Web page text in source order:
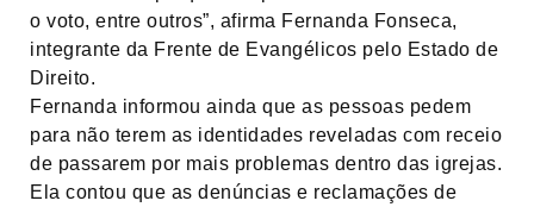
o voto, entre outros”, afirma Fernanda Fonseca,
integrante da Frente de Evangélicos pelo Estado de
Direito.
Fernanda informou ainda que as pessoas pedem
para não terem as identidades reveladas com receio
de passarem por mais problemas dentro das igrejas.
Ela contou que as denúncias e reclamações de